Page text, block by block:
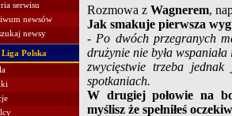
serwisu
newsów
newsy
Liga Polska
Rozmowa z Wagnerem,
Jak smakuje pierwsza
- Po dwóch przegranych
drużynie nie była
zwycięstwie trzeba
spotkaniach.
W drugiej połowie na
myślisz że spełniłeś